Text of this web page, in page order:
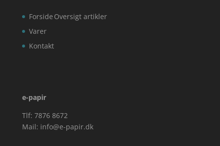
Forside
Varer
Kontakt
Oversigt artikler
e-papir
Tlf: 7876 8672
Mail: info@e-papir.dk